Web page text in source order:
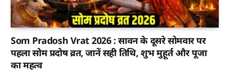
Som Pradosh Vrat 2026 : सावन के दूसरे सोमवार पर
पहला सोम प्रदोष व्रत, जानें सही तिथि, शुभ मुहूर्त और पूजा
का महत्व